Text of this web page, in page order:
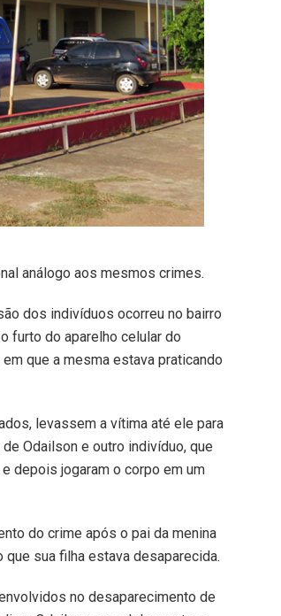
análogo aos mesmos crimes.
dos indivíduos ocorreu no bairro
furto do aparelho celular do
que a mesma estava praticando
levassem a vítima até ele para
Odailson e outro indivíduo, que
depois jogaram o corpo em um
do crime após o pai da menina
sua filha estava desaparecida.
no desaparecimento de